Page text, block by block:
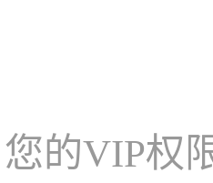
您的VIP权